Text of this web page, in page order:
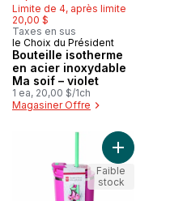
Limite de 4, après limite
20,00 $
Taxes en sus
Coup de cœur
le Choix du Président
Bouteille isotherme
en acier inoxydable
Ma soif – violet
1 ea, 20,00 $/1ch
Magasiner Offre
isotherme en acierAjouter
Faible
stock